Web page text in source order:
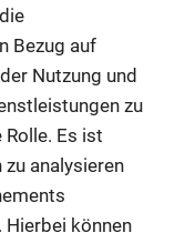
Bezug auf
Nutzung und
zu
Es ist
analysieren
können